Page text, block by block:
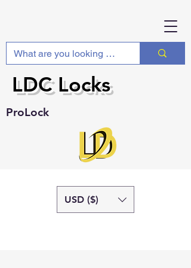
ProLock
LDC Locks
USD ($)